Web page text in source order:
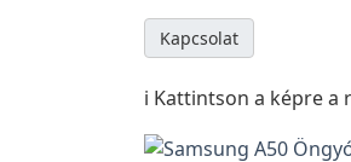
Kapcsolat
ℹ️ Kattintson a képre a